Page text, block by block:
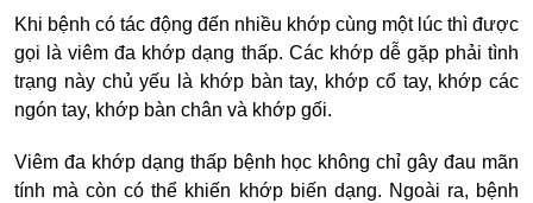
Khi bệnh có tác động đến nhiều khớp cùng một lúc thì được
gọi là viêm đa khớp dạng thấp. Các khớp dễ gặp phải tình
trạng này chủ yếu là khớp bàn tay, khớp cổ tay, khớp các
ngón tay, khớp bàn chân và khớp gối.
Viêm đa khớp dạng thấp bệnh học không chỉ gây đau mãn
tính mà còn có thể khiến khớp biến dạng. Ngoài ra, bệnh